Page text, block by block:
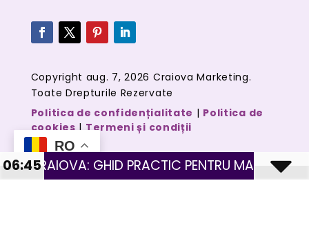
Copyright aug. 7, 2026 Craiova Marketing.
Toate Drepturile Rezervate
Politica de confidențialitate | Politica de
cookies|Termeni și condiții
RO
PRACTIC PENTRU MAGAZINE CU PRODUSE
06:45